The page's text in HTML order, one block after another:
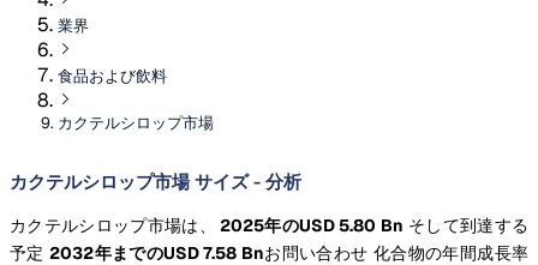
業界
食品および飲料
カクテルシロップ市場
カクテルシロップ市場 サイズ - 分析
カクテルシロップ市場は、 2025年のUSD 5.80 Bn そして到達する
予定2032年までのUSD 7.58 Bnお問い合わせ 化合物の年間成長率